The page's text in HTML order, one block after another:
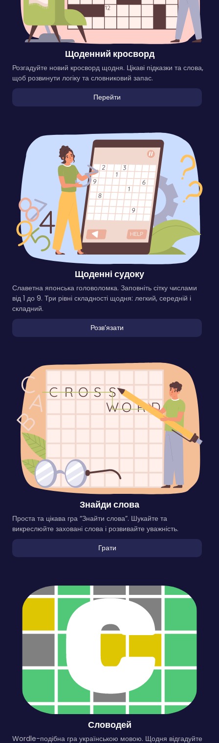
Щоденний кросворд
Розгадуйте новий кросворд щодня. Цікаві підказки та слова,
щоб розвинути логіку та словниковий запас.
Перейти
Щоденні судоку
Славетна японська головоломка. Заповніть сітку числами
від 1 до 9. Три рівні складності щодня: легкий, середній і
складний.
Розвʼязати
Знайди слова
Проста та цікава гра “Знайти слова”. Шукайте та
викреслюйте заховані слова і розвивайте уважність.
Грати
Словодей
Wordle-подібна гра українською мовою. Щодня відгадуйте